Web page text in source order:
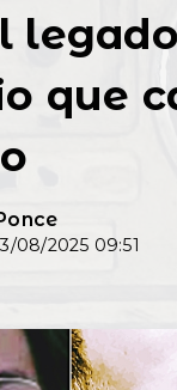
que
08/2025 09:51